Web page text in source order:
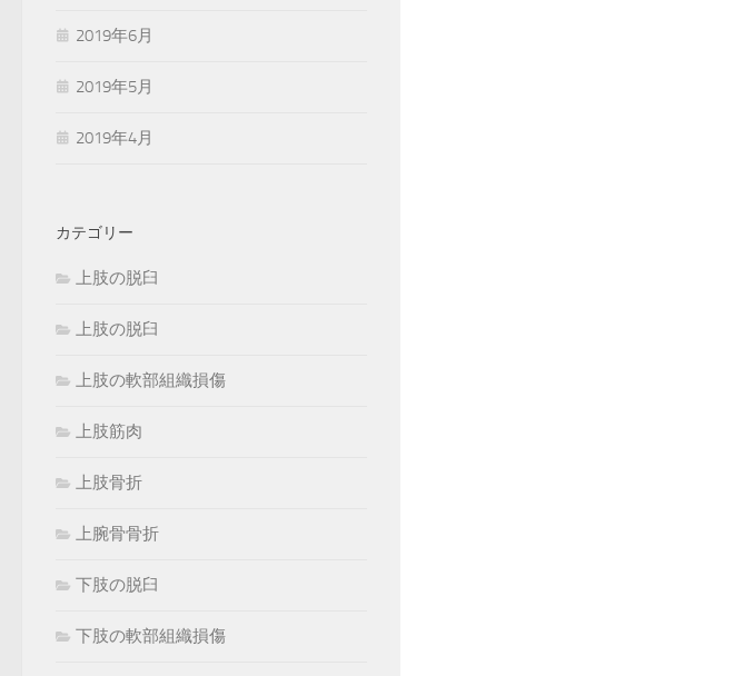
2019年6月
2019年5月
2019年4月
カテゴリー
上肢の脱臼
上肢の脱臼
上肢の軟部組織損傷
上肢筋肉
上肢骨折
上腕骨骨折
下肢の脱臼
下肢の軟部組織損傷